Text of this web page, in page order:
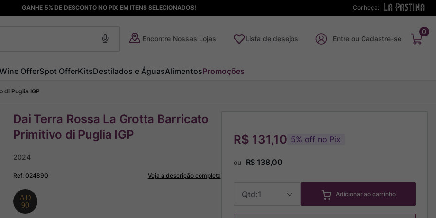
Conheça:
GANHE 5% DE DESCONTO NO PIX EM ITENS SELECIONADOS!
Encontre Nossas Lojas Lista de desejos
0
Wine OfferSpot OfferKitsDestilados e ÁguasAlimentosPromoções
di Puglia IGP
Dai Terra Rossa La Grotta Barricato
Primitivo di Puglia IGP
2024
Ref:024890 Veja a descrição completa
R$ 131,10 5% off no Pix
ou R$ 138,00
1 Adicionar ao carrinho